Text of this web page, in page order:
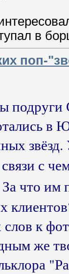
в
поп-
подруги
в
с
За что им
к
же